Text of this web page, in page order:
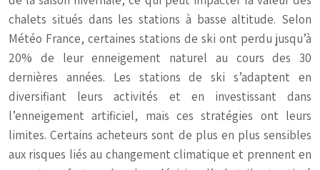
chalets situés dans les stations à basse altitude. Selon
Météo France, certaines stations de ski ont perdu jusqu’à
20% de leur enneigement naturel au cours des 30
dernières années. Les stations de ski s’adaptent en
diversifiant leurs activités et en investissant dans
l’enneigement artificiel, mais ces stratégies ont leurs
limites. Certains acheteurs sont de plus en plus sensibles
aux risques liés au changement climatique et prennent en